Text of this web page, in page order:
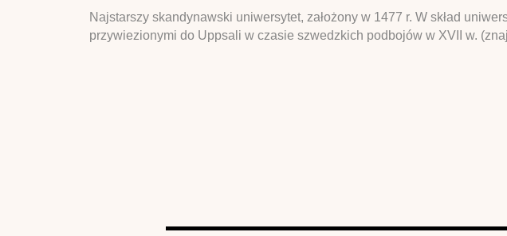
Najstarszy skandynawski uniwersytet, założony w 1477 r. W skład
przywiezionymi do Uppsali w czasie szwedzkich podbojów w XVII w.